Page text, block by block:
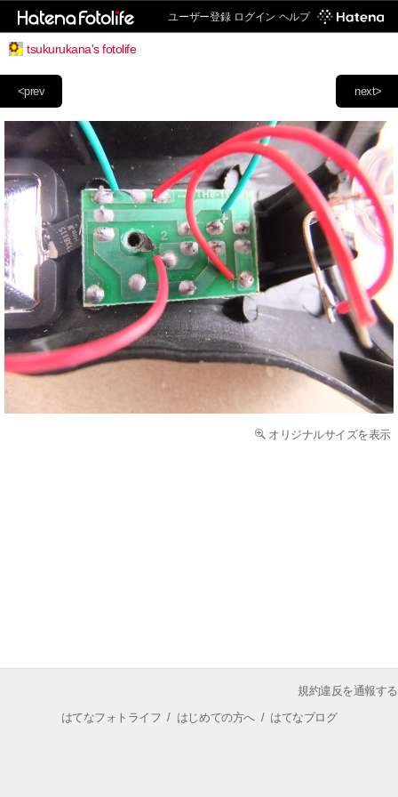
ユーザー登録 ログイン ヘルプ
tsukurukana's fotolife
next>
<prev
オリジナルサイズを表示
規約違反を通報する
はてなフォトライフ / はじめての方へ/ はてなブログ